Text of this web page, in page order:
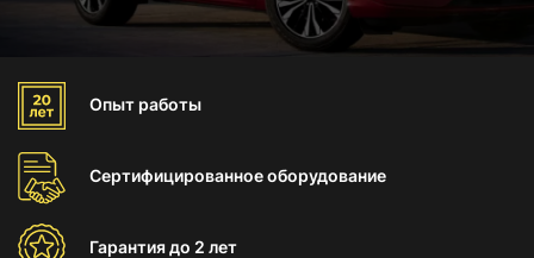
Опыт работы
Сертифицированноеоборудование
Гарантиядо 2 лет